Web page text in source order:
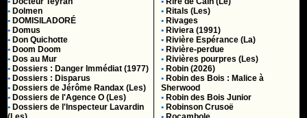
• Dolmen
• DOMISILADORÉ
• Domus
• Don Quichotte
• Doom Doom
• Dos au Mur
• Dossiers : Danger Immédiat (1977)
• Dossiers : Disparus
• Dossiers de Jérôme Randax (Les)
• Dossiers de l'Agence O (Les)
• Dossiers de l'Inspecteur Lavardin
• Ritals (Les)
• Rivages
• Riviera (1991)
• Rivière Espérance (La)
• Rivière-perdue
• Rivières pourpres (Les)
• Robin (2026)
• Robin des Bois : Malice à
Sherwood
• Robin des Bois Junior
• Robinson Crusoë